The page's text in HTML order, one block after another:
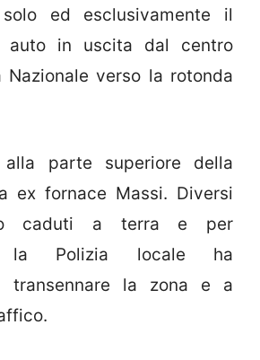
solo ed esclusivamente il
auto in uscita dal centro
Nazionale verso la rotonda
alla parte superiore della
ex fornace Massi. Diversi
caduti a terra e per
la Polizia locale ha
transennare la zona e a